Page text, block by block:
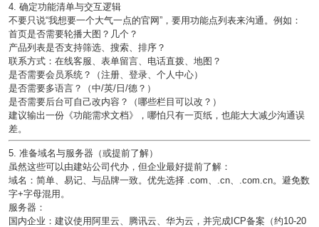
4. 确定功能清单与交互逻辑
不要只说“我想要一个大气一点的官网”，要用功能点列表来沟通。例如：
首页是否需要轮播大图 ？几个？
产品列表是否支持筛选、搜索、排序？
联系方式：在线客服、表单留言、电话直拨、地图？
是否需要会员系统？（注册、登录、个人中心）
是否需要多语言？（中/英/日/德？）
是否需要后台可自己改内容 ？（哪些栏目可以改？）
建议输出一份《功能需求文档》，哪怕只有一页纸，也能大大减少沟通误
差。
5. 准备域名与服务器（或提前了解）
虽然这些可以由建站公司代办，但企业最好提前了解：
域名 ：简单、易记、与品牌一致。优先选择 .com、.cn、. com.cn。避免数
字+字母混用。
服务器 ：
国内企业：建议使用阿里云、腾讯云、华为云，并完成ICP备案（约10-20